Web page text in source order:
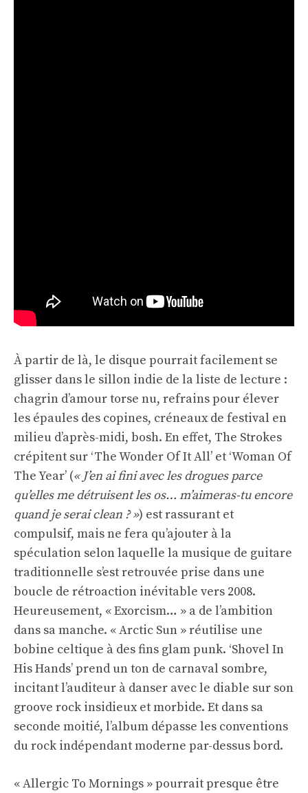
À partir de là, le disque pourrait facilement se
glisser dans le sillon indie de la liste de lecture :
chagrin d’amour torse nu, refrains pour élever
les épaules des copines, créneaux de festival en
milieu d’après-midi, bosh. En effet, The Strokes
crépitent sur ‘The Wonder Of It All’ et ‘Woman Of
The Year’ (« J’en ai fini avec les drogues parce
qu’elles me détruisent les os… m’aimeras-tu encore
quand je serai clean ? ») est rassurant et
compulsif, mais ne fera qu’ajouter à la
spéculation selon laquelle la musique de guitare
traditionnelle s’est retrouvée prise dans une
boucle de rétroaction inévitable vers 2008.
Heureusement, « Exorcism… » a de l’ambition
dans sa manche. « Arctic Sun » réutilise une
bobine celtique à des fins glam punk. ‘Shovel In
His Hands’ prend un ton de carnaval sombre,
incitant l’auditeur à danser avec le diable sur son
groove rock insidieux et morbide. Et dans sa
seconde moitié, l’album dépasse les conventions
du rock indépendant moderne par-dessus bord.
« Allergic To Mornings » pourrait presque être